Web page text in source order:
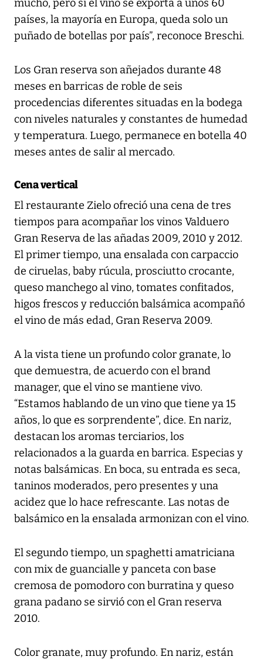
mucho, pero si el vino se exporta a unos 60
países, la mayoría en Europa, queda solo un
puñado de botellas por país”, reconoce Breschi.
Los Gran reserva son añejados durante 48
meses en barricas de roble de seis
procedencias diferentes situadas en la bodega
con niveles naturales y constantes de humedad
y temperatura. Luego, permanece en botella 40
meses antes de salir al mercado.
Cena vertical
El restaurante Zielo ofreció una cena de tres
tiempos para acompañar los vinos Valduero
Gran Reserva de las añadas 2009, 2010 y 2012.
El primer tiempo, una ensalada con carpaccio
de ciruelas, baby rúcula, prosciutto crocante,
queso manchego al vino, tomates confitados,
higos frescos y reducción balsámica acompañó
el vino de más edad, Gran Reserva 2009.
A la vista tiene un profundo color granate, lo
que demuestra, de acuerdo con el brand
manager, que el vino se mantiene vivo.
“Estamos hablando de un vino que tiene ya 15
años, lo que es sorprendente”, dice. En nariz,
destacan los aromas terciarios, los
relacionados a la guarda en barrica. Especias y
notas balsámicas. En boca, su entrada es seca,
taninos moderados, pero presentes y una
acidez que lo hace refrescante. Las notas de
balsámico en la ensalada armonizan con el vino.
El segundo tiempo, un spaghetti amatriciana
con mix de guancialle y panceta con base
cremosa de pomodoro con burratina y queso
grana padano se sirvió con el Gran reserva
2010.
Color granate, muy profundo. En nariz, están